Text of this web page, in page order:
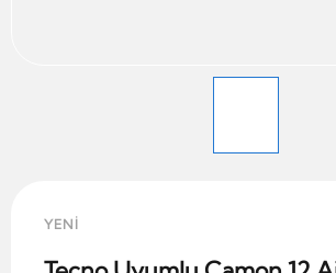
YENİ